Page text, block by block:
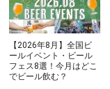
【2026年8月】全国ビ
ールイベント・ビール
フェス8選！今月はどこ
でビール飲む？